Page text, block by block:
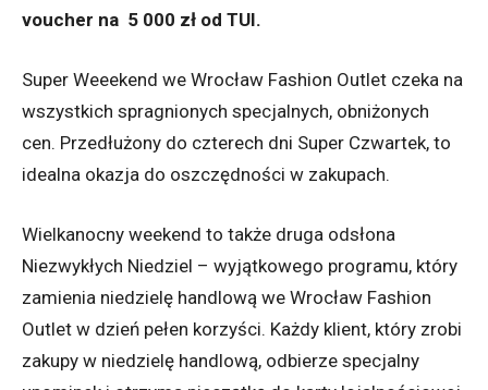
voucher na 5 000 zł od TUI.
Super Weeekend we Wrocław Fashion Outlet czeka na
wszystkich spragnionych specjalnych, obniżonych
cen. Przedłużony do czterech dni Super Czwartek, to
idealna okazja do oszczędności w zakupach.
Wielkanocny weekend to także druga odsłona
Niezwykłych Niedziel – wyjątkowego programu, który
zamienia niedzielę handlową we Wrocław Fashion
Outlet w dzień pełen korzyści. Każdy klient, który zrobi
zakupy w niedzielę handlową, odbierze specjalny